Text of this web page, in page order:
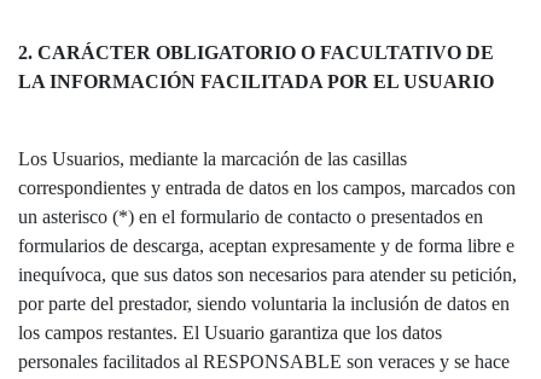
2. CARÁCTER OBLIGATORIO O FACULTATIVO DE
LA INFORMACIÓN FACILITADA POR EL USUARIO
Los Usuarios, mediante la marcación de las casillas
correspondientes y entrada de datos en los campos, marcados con
un asterisco (*) en el formulario de contacto o presentados en
formularios de descarga, aceptan expresamente y de forma libre e
inequívoca, que sus datos son necesarios para atender su petición,
por parte del prestador, siendo voluntaria la inclusión de datos en
los campos restantes. El Usuario garantiza que los datos
personales facilitados al RESPONSABLE son veraces y se hace